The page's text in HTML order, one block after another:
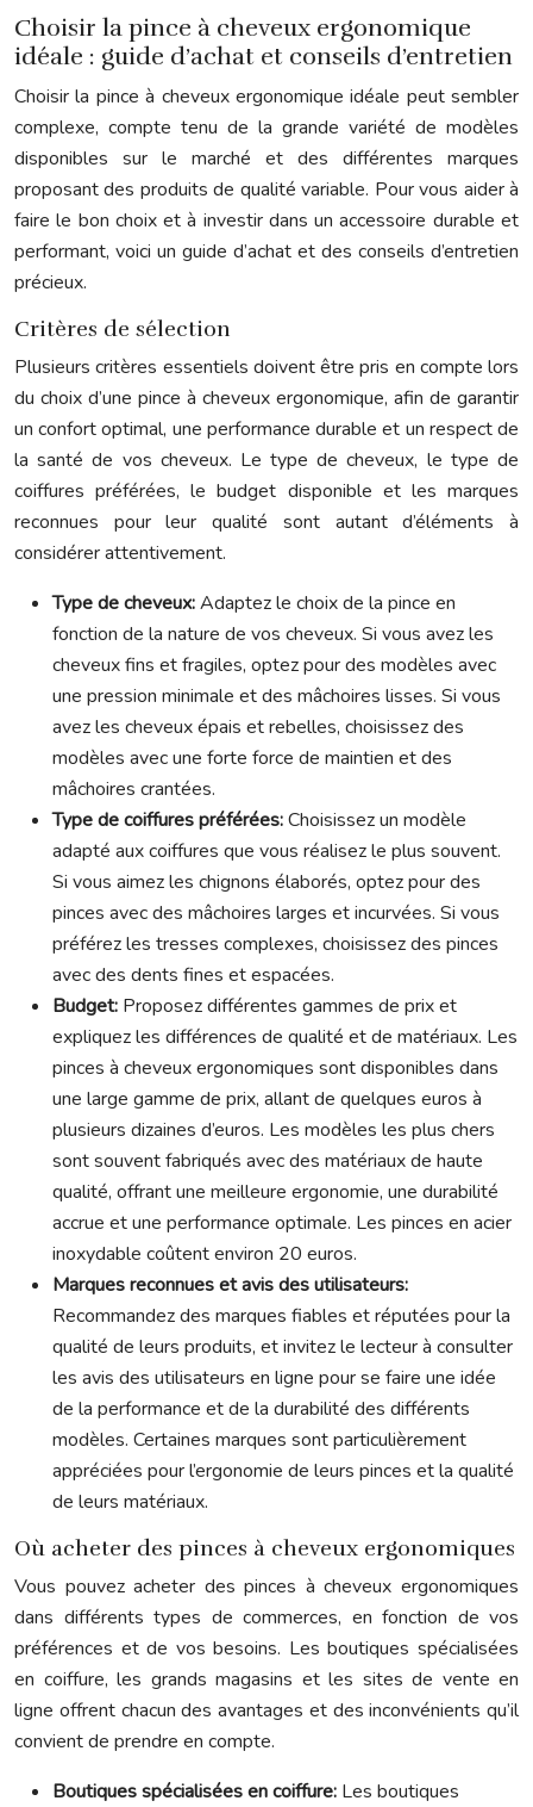
Choisir la pince à cheveux ergonomique
idéale : guide d’achat et conseils d’entretien
Choisir la pince à cheveux ergonomique idéale peut sembler
complexe, compte tenu de la grande variété de modèles
disponibles sur le marché et des différentes marques
proposant des produits de qualité variable. Pour vous aider à
faire le bon choix et à investir dans un accessoire durable et
performant, voici un guide d’achat et des conseils d’entretien
précieux.
Critères de sélection
Plusieurs critères essentiels doivent être pris en compte lors
du choix d’une pince à cheveux ergonomique, afin de garantir
un confort optimal, une performance durable et un respect de
la santé de vos cheveux. Le type de cheveux, le type de
coiffures préférées, le budget disponible et les marques
reconnues pour leur qualité sont autant d’éléments à
considérer attentivement.
Type de cheveux:Adaptez le choix de la pince en
fonction de la nature de vos cheveux. Si vous avez les
cheveux fins et fragiles, optez pour des modèles avec
une pression minimale et des mâchoires lisses. Si vous
avez les cheveux épais et rebelles, choisissez des
modèles avec une forte force de maintien et des
mâchoires crantées.
Type de coiffures préférées:Choisissez un modèle
adapté aux coiffures que vous réalisez le plus souvent.
Si vous aimez les chignons élaborés, optez pour des
pinces avec des mâchoires larges et incurvées. Si vous
préférez les tresses complexes, choisissez des pinces
avec des dents fines et espacées.
Budget: Proposez différentes gammes de prix et
expliquez les différences de qualité et de matériaux. Les
pinces à cheveux ergonomiques sont disponibles dans
une large gamme de prix, allant de quelques euros à
plusieurs dizaines d’euros. Les modèles les plus chers
sont souvent fabriqués avec des matériaux de haute
qualité, offrant une meilleure ergonomie, une durabilité
accrue et une performance optimale. Les pinces en acier
inoxydable coûtent environ 20 euros.
Marques reconnues et avis des utilisateurs:
Recommandez des marques fiables et réputées pour la
qualité de leurs produits, et invitez le lecteur à consulter
les avis des utilisateurs en ligne pour se faire une idée
de la performance et de la durabilité des différents
modèles. Certaines marques sont particulièrement
appréciées pour l’ergonomie de leurs pinces et la qualité
de leurs matériaux.
Où acheter des pinces à cheveux ergonomiques
Vous pouvez acheter des pinces à cheveux ergonomiques
dans différents types de commerces, en fonction de vos
préférences et de vos besoins. Les boutiques spécialisées
en coiffure, les grands magasins et les sites de vente en
ligne offrent chacun des avantages et des inconvénients qu’il
convient de prendre en compte.
Boutiques spécialisées en coiffure: Les boutiques